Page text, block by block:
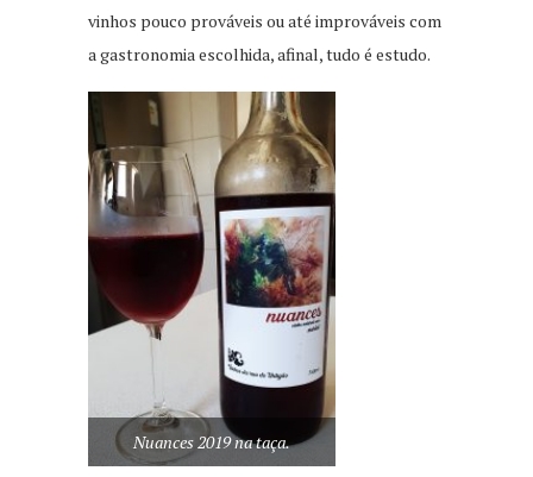
vinhos pouco prováveis ou até improváveis com
a gastronomia escolhida, afinal, tudo é estudo.
Nuances 2019 na taça.